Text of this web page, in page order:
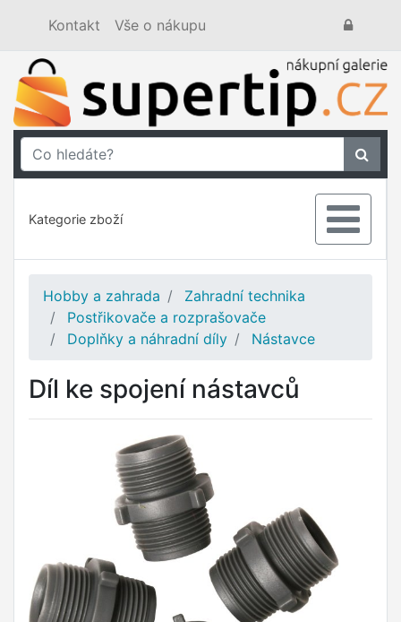
Kontakt Vše o nákupu
Kategorie zboží
Hobby a zahrada
Zahradní technika
Postřikovače a rozprašovače
Doplňky a náhradní díly
Nástavce
Díl ke spojení nástavců